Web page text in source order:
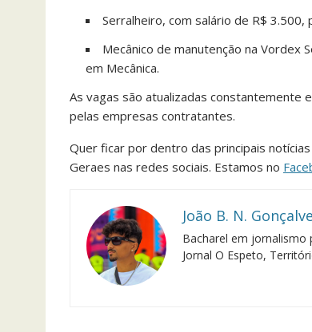
Serralheiro, com salário de R$
Mecânico de manutenção na Vordex
em Mecânica.
As vagas são atualizadas constantemente
pelas empresas contratantes.
Quer ficar por dentro das principais
Geraes nas redes sociais. Estamos no
João B. N.
Bacharel em jornalismo
Jornal O Espeto,